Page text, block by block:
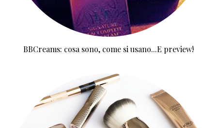
BBCreams: cosa sono, come si usano...E preview!